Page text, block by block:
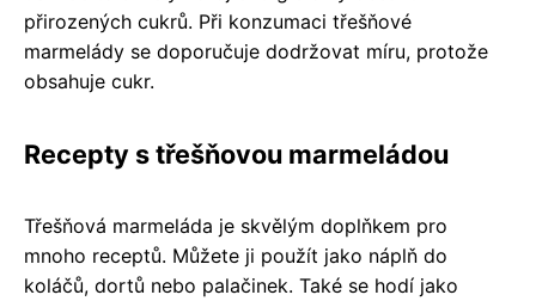
přirozených cukrů. Při konzumaci třešňové
marmelády se doporučuje dodržovat míru, protože
obsahuje cukr.
Recepty s třešňovou marmeládou
Třešňová marmeláda je skvělým doplňkem pro
mnoho receptů. Můžete ji použít jako náplň do
koláčů, dortů nebo palačinek. Také se hodí jako